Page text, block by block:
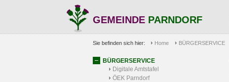
GEMEINDE PARNDORF
Sie befinden sich hier: Home BÜRGERSERVICE
BÜRGERSERVICE
Digitale Amtstafel
ÖEK Parndorf